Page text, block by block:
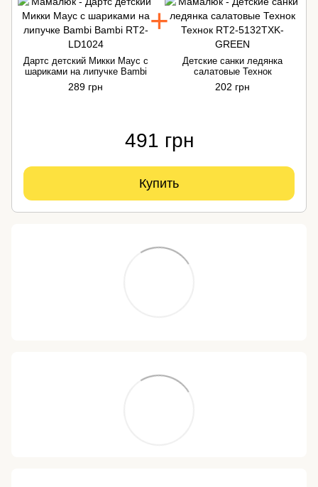
Дартс детский Микки Маус с
шариками на липучке Bambi
289 грн
Детские санки ледянка
салатовые Технок
202 грн
491 грн
Купить